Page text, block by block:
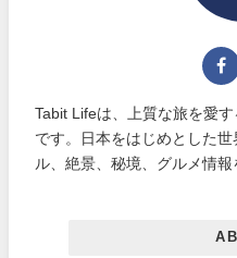
Tabit Lifeは、上質な旅を愛
です。日本をはじめとした
ル、絶景、秘境、グルメ情報